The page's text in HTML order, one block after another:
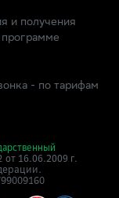
и получения
программе
- по тарифам
от 16.06.2009 г.